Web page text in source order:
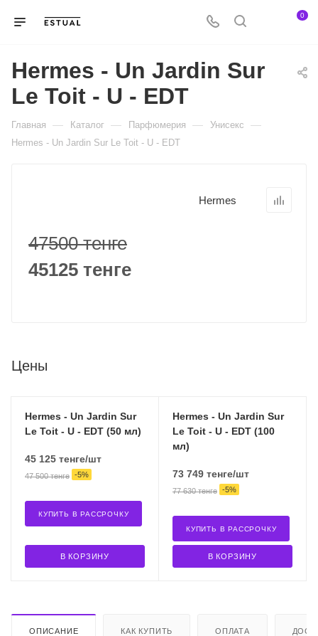
0
Hermes - Un Jardin Sur
Le Toit - U - EDT
Главная — Каталог — Парфюмерия — Унисекс —
Hermes - Un Jardin Sur Le Toit - U - EDT
Hermes
47500 тенге
45125 тенге
Цены
Hermes - Un Jardin Sur
Le Toit - U - EDT (50 мл)
45 125 тенге/шт
47 500тенге -5%
В КОРЗИНУ
КУПИТЬ В РАССРОЧКУ
Hermes - Un Jardin Sur
Le Toit - U - EDT (100
мл)
73 749 тенге/шт
77 630тенге -5%
В КОРЗИНУ
КУПИТЬ В РАССРОЧКУ
ОПИСАНИЕ КАК КУПИТЬ ОПЛАТА